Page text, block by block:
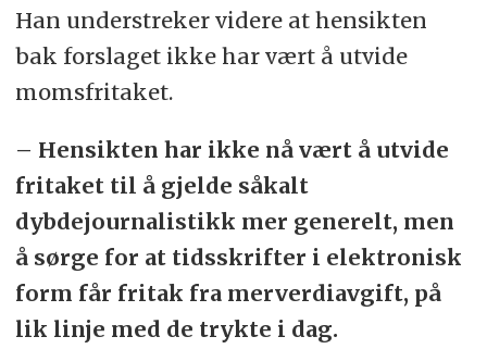
Han understreker videre at hensikten
bak forslaget ikke har vært å utvide
momsfritaket.
– Hensikten har ikke nå vært å utvide
fritaket til å gjelde såkalt
dybdejournalistikk mer generelt, men
å sørge for at tidsskrifter i elektronisk
form får fritak fra merverdiavgift, på
lik linje med de trykte i dag.